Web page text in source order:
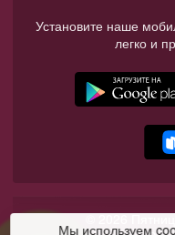
Установите наше
легко и
© 2026
Мы используем